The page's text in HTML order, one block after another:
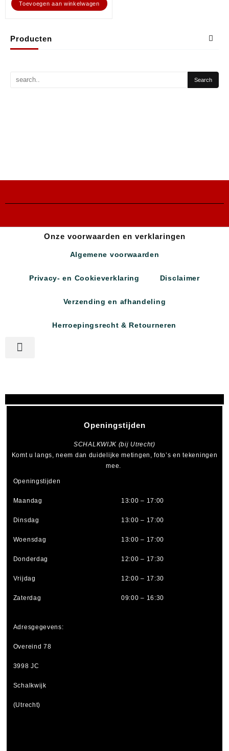
Producten
Toevoegen aan winkelwagen
Onze voorwaarden en verklaringen
Algemene voorwaarden
Privacy- en Cookieverklaring Disclaimer
Verzending en afhandeling
Herroepingsrecht & Retourneren
Openingstijden
SCHALKWIJK (bij Utrecht)
Komt u langs, neem dan duidelijke metingen, foto’s en tekeningen
mee.
Openingstijden
Maandag 13:00 – 17:00
Dinsdag 13:00 – 17:00
Woensdag 13:00 – 17:00
Donderdag 12:00 – 17:30
Vrijdag 12:00 – 17:30
Zaterdag 09:00 – 16:30
Adresgegevens:
Overeind 78
3998 JC
Schalkwijk
(Utrecht)